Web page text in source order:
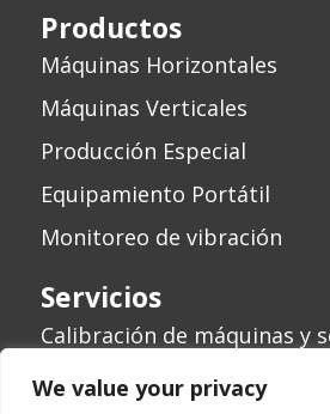
We value your privacy
Productos
Máquinas Horizontales
Máquinas Verticales
Producción Especial
Equipamiento Portátil
Monitoreo de vibración
Servicios
Calibración de máquinas y
Revisión de máquinas